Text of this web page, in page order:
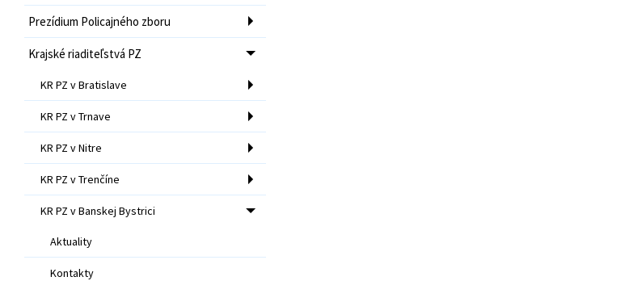
Prezídium Policajného zboru
Krajské riaditeľstvá PZ
KR PZ v Bratislave
KR PZ v Trnave
KR PZ v Nitre
KR PZ v Trenčíne
KR PZ v Banskej Bystrici
Aktuality
Kontakty